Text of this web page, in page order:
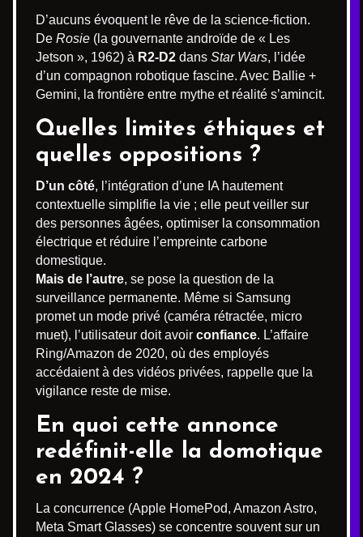
D’aucuns évoquent le rêve de la science-fiction.
De Rosie (la gouvernante androïde de « Les
Jetson », 1962) à R2-D2 dans Star Wars, l’idée
d’un compagnon robotique fascine. Avec Ballie +
Gemini, la frontière entre mythe et réalité s’amincit.
Quelles limites éthiques et
quelles oppositions ?
D’un côté, l’intégration d’une IA hautement
contextuelle simplifie la vie ; elle peut veiller sur
des personnes âgées, optimiser la consommation
électrique et réduire l’empreinte carbone
domestique.
Mais de l’autre, se pose la question de la
surveillance permanente. Même si Samsung
promet un mode privé (caméra rétractée, micro
muet), l’utilisateur doit avoir confiance. L’affaire
Ring/Amazon de 2020, où des employés
accédaient à des vidéos privées, rappelle que la
vigilance reste de mise.
En quoi cette annonce
redéfinit-elle la domotique
en 2024 ?
La concurrence (Apple HomePod, Amazon Astro,
Meta Smart Glasses) se concentre souvent sur un